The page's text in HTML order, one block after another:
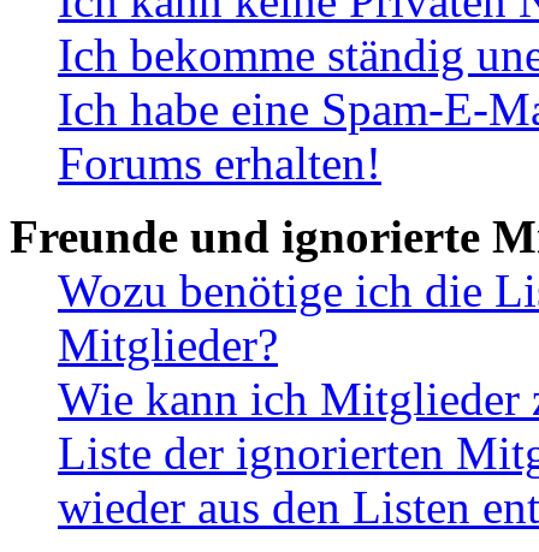
Ich bekomme ständig
Ich habe eine Spam-E-
Forums erhalten!
Freunde und ignorierte
Wozu benötige ich die
Mitglieder?
Wie kann ich Mitglieder
Liste der ignorierten
wieder aus den Listen